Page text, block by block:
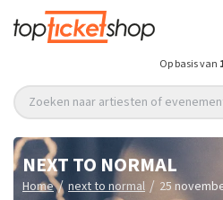
Op basis van
Zoeken naar artiesten of
NEXT TO NORMAL
Home / next to normal / 25